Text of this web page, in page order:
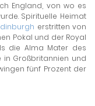
England, von wo es
Spirituelle Heimat
erstritten von
Pokal und der Royal
die Alma Mater des
in Großbritannien und
fünf Prozent der